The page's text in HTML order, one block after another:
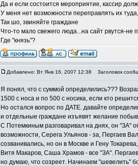
Да и если состоится мероприятие, кассир
У меня нет возможности переправлять их
Так шо, звиняйте граждане
Что-то мало свежего люда...на сайт рвутся-не
Где "князь"?
Добавлено: Вт Янв 16, 2007 12:38 Заголовок
Я понял, что с суммой определились???
1500 с носа и по 500 с носика, если кто
Но остался вопрос по ДАТЕ. давайте
и отдельные граждане изъявят желание
С Потемкиным разговаривал на днях, он "ЗА"
возможности, Серега Ульянов - за, Пергаев
созванивались, но он в Москве и Гену
Витя Макаров, Саша Храмов - все "ЗА".
но думаю, что созреет. Начинаем "шевелить"